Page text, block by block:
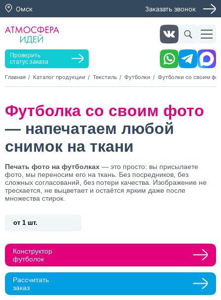
Омск Заказать звонок
Проверить
статус заказа
Главная Каталог продукции Текстиль Футболки Футболки со своим
Футболка со своим фото
— напечатаем любой
снимок на ткани
Печать фото на футболках — это просто: вы присылаете
фото, мы переносим его на ткань. Без посредников, без
сложных согласований, без потери качества. Изображение не
трескается, не выцветает и остаётся ярким даже после
множества стирок.
от 1 шт.
Конструктор
футболок
Рассчитать
заказ
Заказать услугу
Оставьте заявку, мы свяжемся с вами в ближайшее
Как с вами связаться?
Телефон
Заказать звонок
обработку персональных данных и согласие с политикой
конфиденциальности
Нажимая на кнопку, я даю согласие на получение
заявку